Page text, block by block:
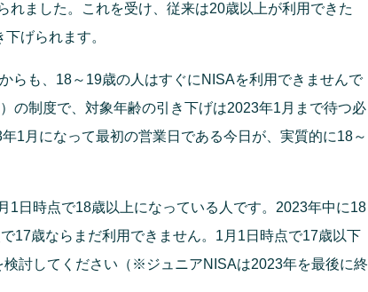
れました。これを受け、従来は20歳以上が利用できた
げられます。
らも、18～19歳の人はすぐにNISAを利用できませんで
の制度で、対象年齢の引き下げは2023年1月まで待つ必
1月になって最初の営業日である今日が、実質的に18～
1日時点で18歳以上になっている人です。2023年中に18
17歳ならまだ利用できません。1月1日時点で17歳以下
討してください（※ジュニアNISAは2023年を最後に終